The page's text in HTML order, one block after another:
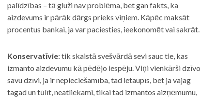
palīdzības – tā gluži nav problēma, bet gan fakts, ka
aizdevums ir pārāk dārgs prieks viņiem. Kāpēc maksāt
procentus bankai, ja var paciesties, ieekonomēt vai sakrāt.
Konservatīvie: tik skaistā svešvārdā sevi sauc tie, kas
izmanto aizdevumu kā pēdējo iespēju. Viņi vienkārši dzīvo
savu dzīvi, ja ir nepieciešamība, tad ietaupīs, bet ja vajag
tagad un tūlīt, neatliekami, tikai tad izmantos aizņēmumu,